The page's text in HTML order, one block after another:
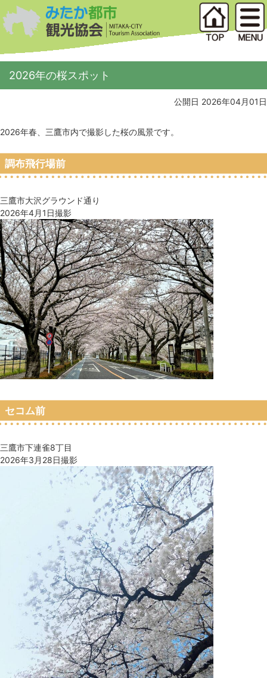
2026年の桜スポット
公開日 2026年04月01日
2026年春、三鷹市内で撮影した桜の風景です。
調布飛行場前
三鷹市大沢グラウンド通り
2026年4月1日撮影
セコム前
三鷹市下連雀8丁目
2026年3月28日撮影